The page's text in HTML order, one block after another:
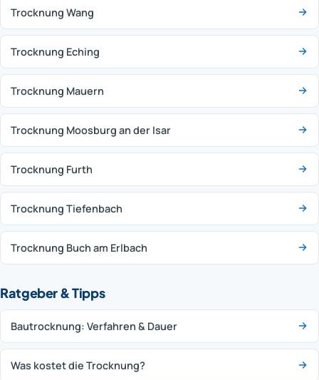
Trocknung Wang
Trocknung Eching
Trocknung Mauern
Trocknung Moosburg an der Isar
Trocknung Furth
Trocknung Tiefenbach
Trocknung Buch am Erlbach
Ratgeber & Tipps
Bautrocknung: Verfahren & Dauer
Was kostet die Trocknung?